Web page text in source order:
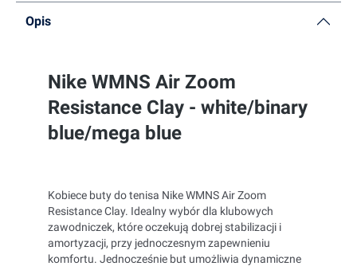
Opis
Nike WMNS Air Zoom
Resistance Clay - white/binary
blue/mega blue
Kobiece buty do tenisa Nike WMNS Air Zoom
Resistance Clay. Idealny wybór dla klubowych
zawodniczek, które oczekują dobrej stabilizacji i
amortyzacji, przy jednoczesnym zapewnieniu
komfortu. Jednocześnie but umożliwia dynamiczne